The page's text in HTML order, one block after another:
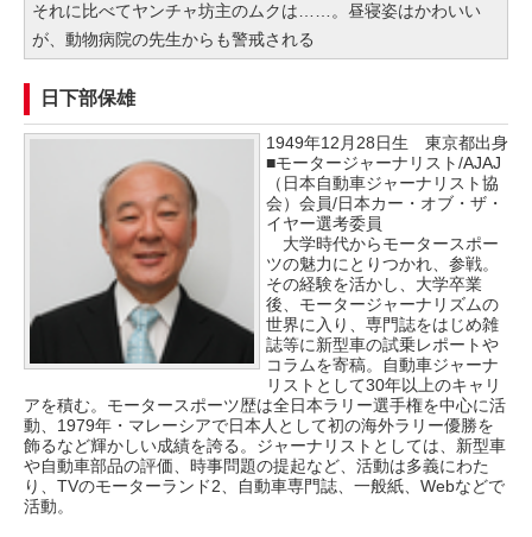
それに比べてヤンチャ坊主のムクは……。昼寝姿はかわいい
が、動物病院の先生からも警戒される
日下部保雄
1949年12月28日生 東京都出身
■モータージャーナリスト/AJAJ
（日本自動車ジャーナリスト協
会）会員/日本カー・オブ・ザ・
イヤー選考委員
大学時代からモータースポー
ツの魅力にとりつかれ、参戦。
その経験を活かし、大学卒業
後、モータージャーナリズムの
世界に入り、専門誌をはじめ雑
誌等に新型車の試乗レポートや
コラムを寄稿。自動車ジャーナ
リストとして30年以上のキャリ
アを積む。モータースポーツ歴は全日本ラリー選手権を中心に活
動、1979年・マレーシアで日本人として初の海外ラリー優勝を
飾るなど輝かしい成績を誇る。ジャーナリストとしては、新型車
や自動車部品の評価、時事問題の提起など、活動は多義にわた
り、TVのモーターランド2、自動車専門誌、一般紙、Webなどで
活動。